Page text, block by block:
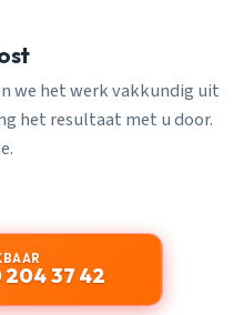
we het werk vakkundig uit
het resultaat met u door.
204 37 42